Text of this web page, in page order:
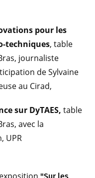
pour les
techniques, table
journaliste
de Sylvaine
au Cirad,
sur DyTAES, table
avec la
UPR